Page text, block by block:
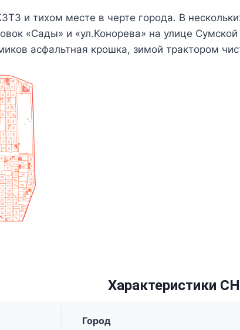
и тихом месте в черте города. В
«Сады» и «ул.Конорева» на улице
асфальтная крошка, зимой трактором
Характеристики
Город